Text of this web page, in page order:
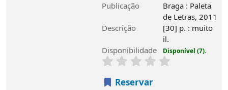
Publicação
Braga : Paleta
de Letras, 2011
Descrição
[30] p. : muito
il.
Disponibilidade
Disponível (7).
Reservar